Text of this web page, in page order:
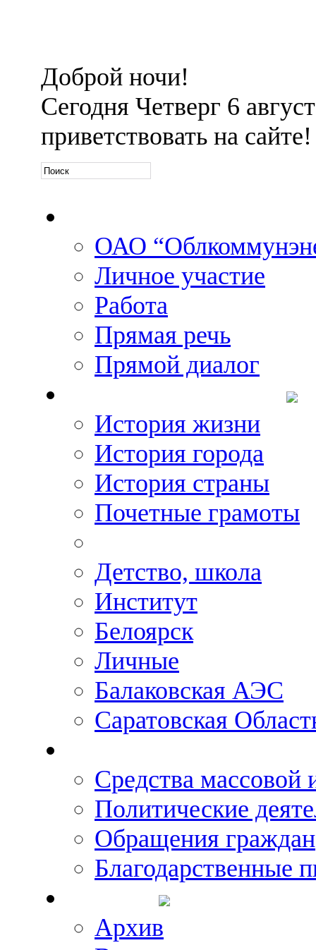
Доброй ночи!
Сегодня Четверг 6
приветствовать на сайте!
ОАО
Личное участие
Работа
Прямая речь
Прямой диалог
История жизни
История города
История страны
Почетные грамоты
Детство, школа
Институт
Белоярск
Личные
Балаковская АЭС
Саратовская
Средства
Политические
Обращения граждан
Благодарственные
Архив